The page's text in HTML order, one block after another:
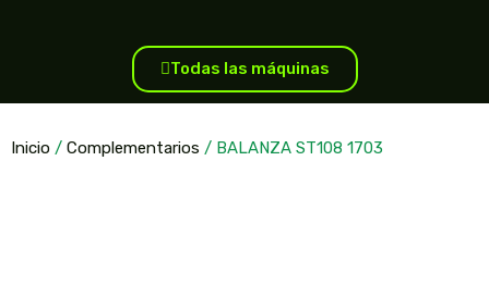
Todas las máquinas
Inicio / Complementarios / BALANZA ST108 1703